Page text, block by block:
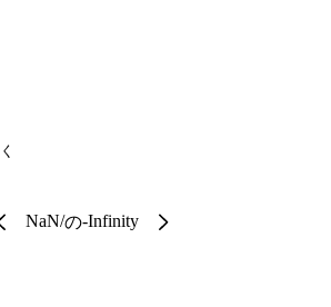
NaN/の-Infinity